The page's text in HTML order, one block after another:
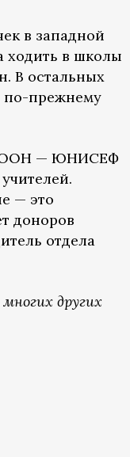
в западной
ходить в школы
В остальных
по-прежнему
ООН — ЮНИСЕФ
— это
доноров
отдела
других